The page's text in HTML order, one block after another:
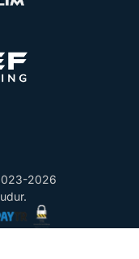
2026